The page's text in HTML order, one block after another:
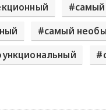
самый